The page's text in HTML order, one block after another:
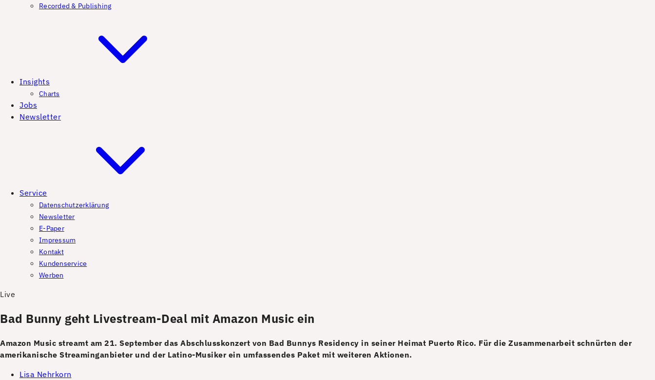
Recorded & Publishing
Insights
Charts
Jobs
Newsletter
Service
Datenschutzerklärung
Newsletter
E-Paper
Impressum
Kontakt
Kundenservice
Werben
Live
Bad Bunny geht Livestream-Deal mit Amazon Music ein
Amazon Music streamt am 21. September das Abschlusskonzert von Bad Bunnys Residency in seiner Heimat Puerto Rico. Für die Zusammenarbeit schnürten der
amerikanische Streaminganbieter und der Latino-Musiker ein umfassendes Paket mit weiteren Aktionen.
Lisa Nehrkorn